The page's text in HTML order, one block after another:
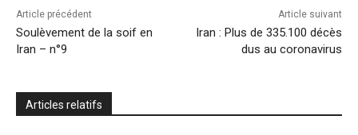
Article précédent
Soulèvement de la soif en
Iran – n°9
Article suivant
Iran : Plus de 335.100 décès
dus au coronavirus
Articles relatifs